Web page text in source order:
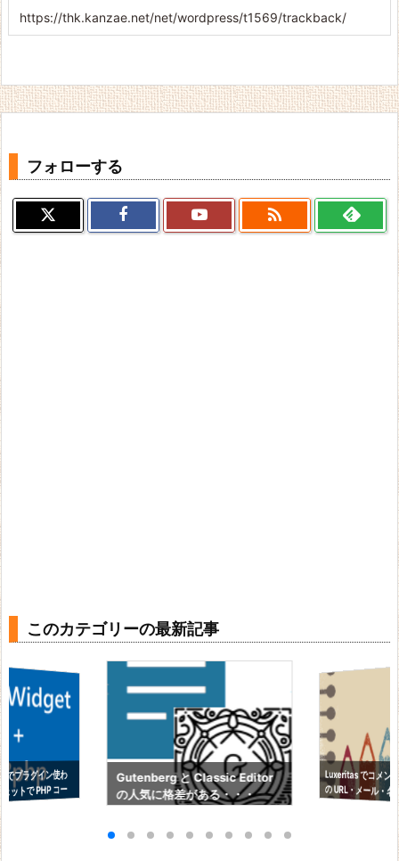
フォローする

このカテゴリーの最新記事
プラグイン使わ
ットで PHP コー
Gutenberg と Classic Editor
の人気に格差がある・・・
Luxeritas でコメン
の URL・メール・名
を消す方法